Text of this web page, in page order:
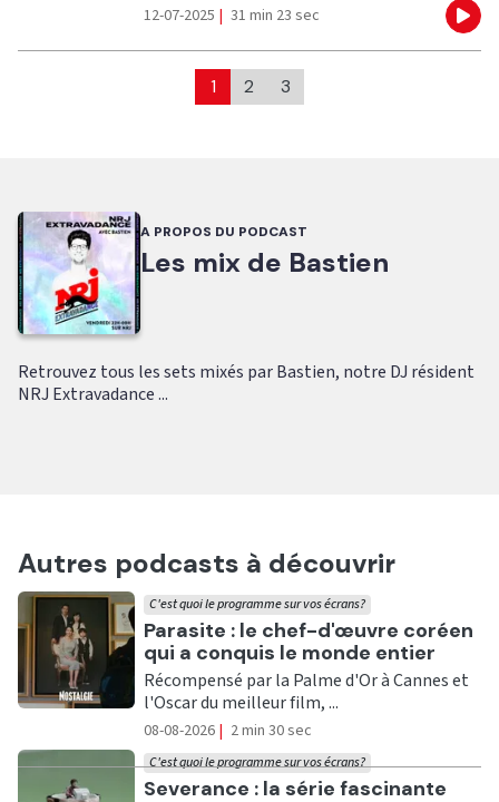
12-07-2025 | 31 min 23 sec
1 2 3
A PROPOS DU PODCAST
Les mix de Bastien
Retrouvez tous les sets mixés par Bastien, notre DJ résident
NRJ Extravadance ...
Autres podcasts à découvrir
Ecouter
Parasite : le chef-d'œuvre coréen
qui a conquis le monde entier
C'est quoi le programme sur vos écrans?
Récompensé par la Palme d'Or à Cannes et
l'Oscar du meilleur film, ...
08-08-2026 | 2 min 30 sec
Ecouter
Severance : la série fascinante
C'est quoi le programme sur vos écrans?